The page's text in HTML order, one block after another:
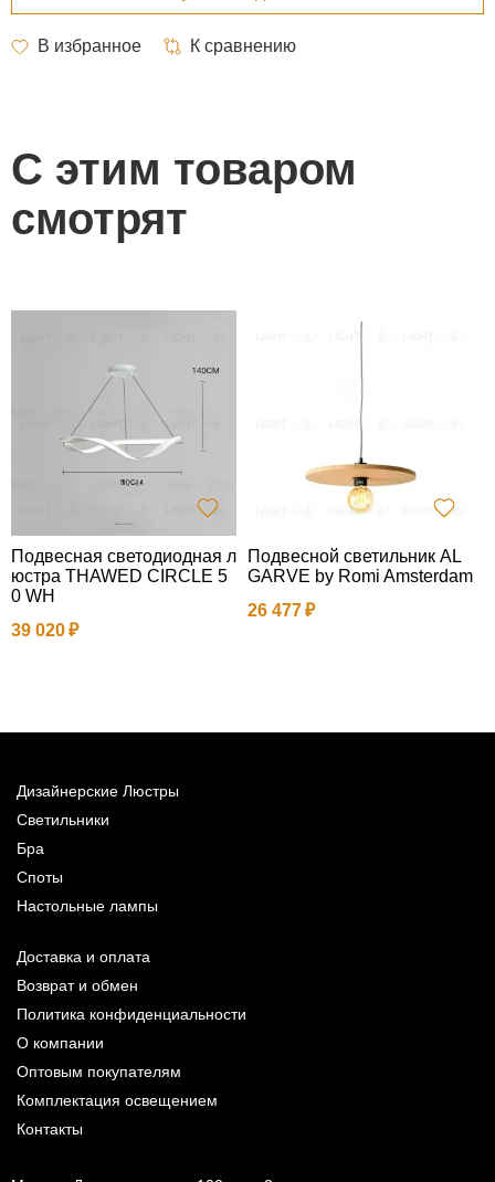
С этим товаром
смотрят
Подвесная светодиодная л
юстра THAWED CIRCLE 5
0 WH
39 020
Подвесной светильник AL
GARVE by Romi Amsterdam
26 477
Дизайнерские Люстры
Светильники
Бра
Споты
Настольные лампы
Доставка и оплата
Возврат и обмен
Политика конфиденциальности
О компании
Оптовым покупателям
Комплектация освещением
Контакты